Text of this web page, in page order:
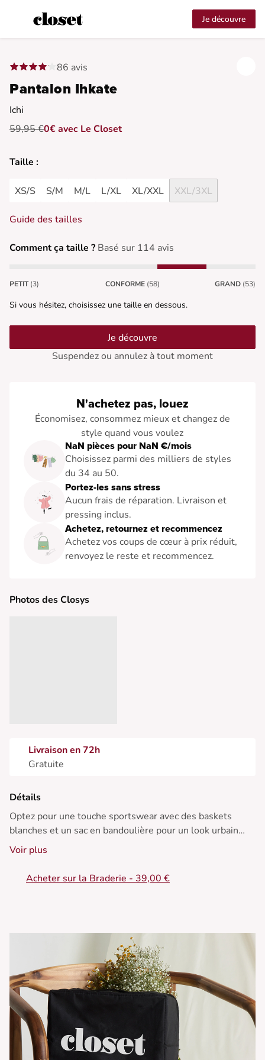
Je découvre
86 avis
Pantalon Ihkate
Ichi
59,95 €0€ avec Le Closet
Taille :
XS/S S/M M/L L/XL XL/XXL XXL/3XL
Guide des tailles
Comment ça taille ? Basé sur 114 avis
PETIT (3) CONFORME (58) GRAND (53)
Si vous hésitez, choisissez une taille en dessous.
Je découvre
Suspendez ou annulez à tout moment
N'achetez pas, louez
Économisez, consommez mieux et changez de
style quand vous voulez
NaN pièces pour NaN €/mois
Choisissez parmi des milliers de styles
du 34 au 50.
Portez-les sans stress
Aucun frais de réparation. Livraison et
pressing inclus.
Achetez, retournez et recommencez
Achetez vos coups de cœur à prix réduit,
renvoyez le reste et recommencez.
Photos des Closys
Livraison en 72h
Gratuite
Détails
Optez pour une touche sportswear avec des baskets
blanches et un sac en bandoulière pour un look urbain
chic. Parfait en toute saison.
• Ensemble avec veste et pantalon
• Détails à rayures
Voir plus
Acheter sur la Braderie - 39,00 €